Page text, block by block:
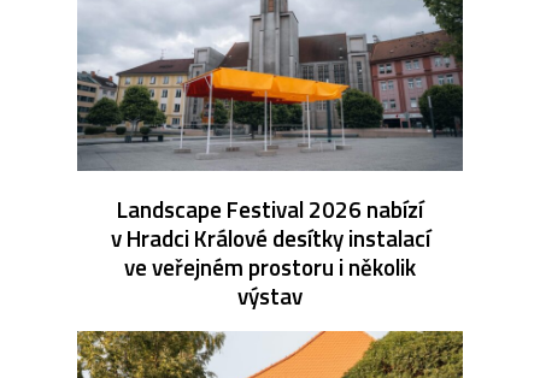
Landscape Festival 2026 nabízí
v Hradci Králové desítky instalací
ve veřejném prostoru i několik
výstav